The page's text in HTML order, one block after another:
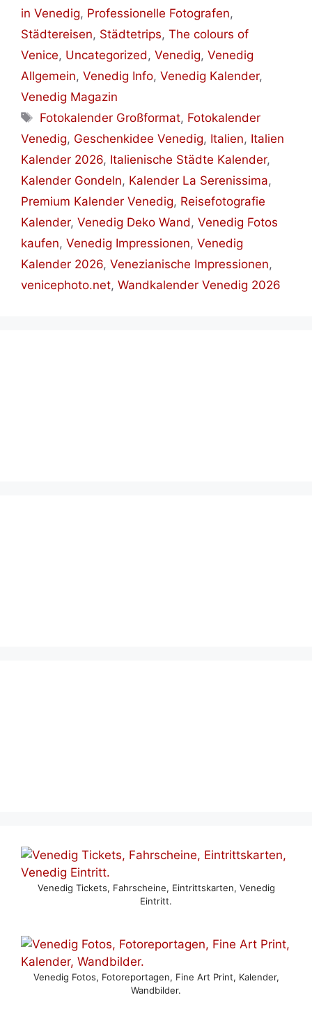
in Venedig, Professionelle Fotografen,
Städtereisen, Städtetrips, The colours of
Venice, Uncategorized , Venedig, Venedig
Allgemein, Venedig Info, Venedig Kalender,
Venedig Magazin
Schlagwörter
Fotokalender Großformat, Fotokalender
Venedig, Geschenkidee Venedig, Italien, Italien
Kalender 2026, Italienische Städte Kalender,
Kalender Gondeln, Kalender La Serenissima,
Premium Kalender Venedig, Reisefotografie
Kalender, Venedig Deko Wand , Venedig Fotos
kaufen, Venedig Impressionen, Venedig
Kalender 2026, Venezianische Impressionen,
venicephoto.net, Wandkalender Venedig 2026
Venedig Tickets, Fahrscheine, Eintrittskarten, Venedig
Eintritt.
Venedig Fotos, Fotoreportagen, Fine Art Print, Kalender,
Wandbilder.